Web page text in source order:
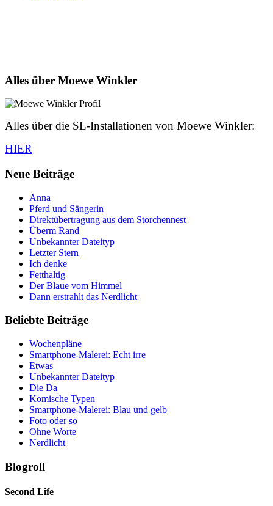
Alles über Moewe Winkler
Alles über die SL-Installationen von Moewe Winkler:
HIER
Neue Beiträge
Anna
Pferd und Sängerin
Direktübertragung aus dem Storchennest
Überm Rand
Unbekannter Dateityp
Letzter Stern
Ich denke
Fetthaltig
Der Blaue vom Himmel
Dann erstrahlt das Nerdlicht
Beliebte Beiträge
Wochenpläne
Smartphone-Malerei: Echt irre
Etwas
Unbekannter Dateityp
Die Da
Komische Typen
Smartphone-Malerei: Blau und gelb
Foto oder so
Ohne Worte
Nerdlicht
Blogroll
Second Life